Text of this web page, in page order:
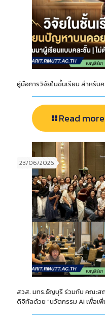
คู่มือการวิจัยในชั้นเรียน สำหรับ
Read more
23/06/2026
สวส. มทร.ธัญบุรี ร่วมกับ คณะส
ดิจิทัลด้วย “นวัตกรรม AI เพื่อเ